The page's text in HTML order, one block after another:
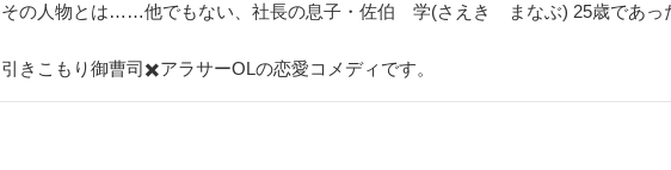
その人物とは……他でもない、社長の息子・佐伯 学(さえき まなぶ) 25歳であっ
引きこもり御曹司✖️アラサーOLの恋愛コメディです。